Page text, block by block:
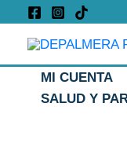
contenido
MI CUENTA
SALUD Y